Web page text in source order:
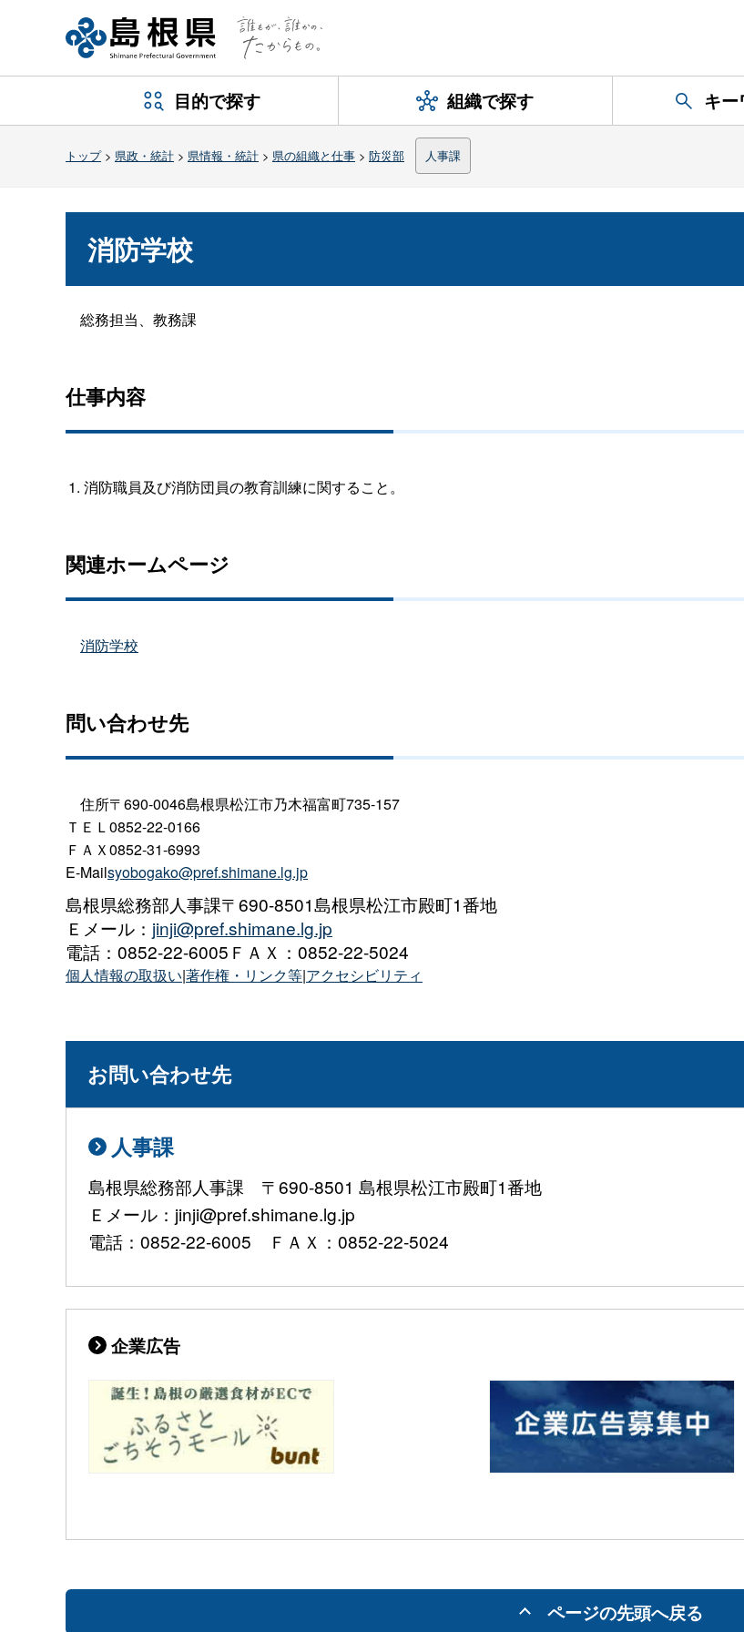
目的で探す 組織で探す キ
トップ> 県政・統計 > 県情報・統計 > 県の組織と仕事 > 防災部 人事課
消防学校
総務担当、教務課
仕事内容
消防職員及び消防団員の教育訓練に関すること。
関連ホームページ
消防学校
問い合わせ先
住所〒690-0046島根県松江市乃木福富町735-157
ＴＥＬ0852-22-0166
ＦＡＸ0852-31-6993
E-Mailsyobogako@pref.shimane.lg.jp
島根県総務部人事課〒690-8501島根県松江市殿町1番地
Ｅメール： jinji@pref.shimane.lg.jp
電話：0852-22-6005ＦＡＸ：0852-22-5024
個人情報の取扱い|著作権・リンク等|アクセシビリティ
お問い合わせ先
人事課
島根県総務部人事課 〒690-8501 島根県松江市殿町1番地
Ｅメール：jinji@pref.shimane.lg.jp
電話：0852-22-6005 ＦＡＸ：0852-22-5024
企業広告
ページの先頭へ戻る